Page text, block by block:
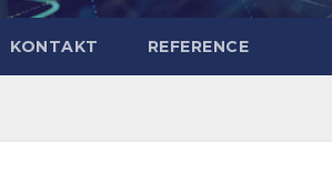
KONTAKT REFERENCE